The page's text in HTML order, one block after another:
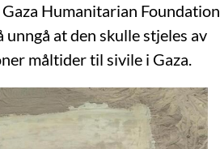
Humanitarian Foundation
at den skulle stjeles av
måltider til sivile i Gaza.